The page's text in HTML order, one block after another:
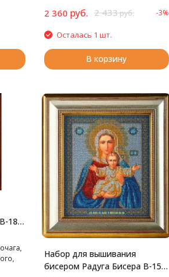
2 360 руб. 2 433руб. -3%
Осталась 1 шт.
В корзину
188
Набор для вышивания
бисером Радуга Бисера В-156